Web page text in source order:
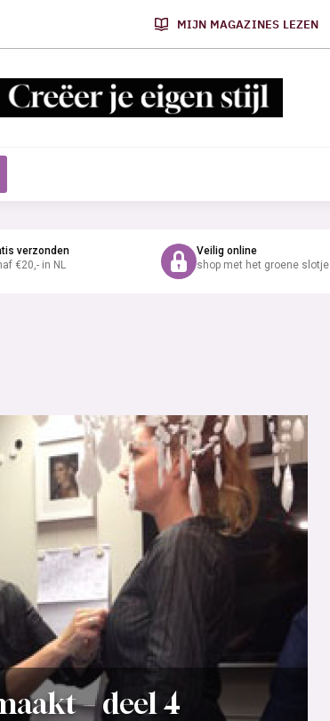
MIJN MAGAZINES LEZEN
verzonden
€20,- in NL
Veilig online
shop met het groene slotje
– deel 4